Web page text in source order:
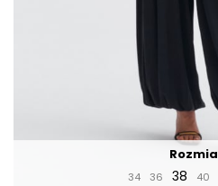
34 36 38 40